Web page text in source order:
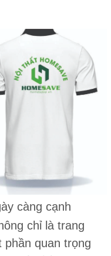
càng cạnh
chỉ là trang
phần quan trọng